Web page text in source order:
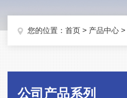
您的位置： 首页 > 产品中心 >
公司产品系列